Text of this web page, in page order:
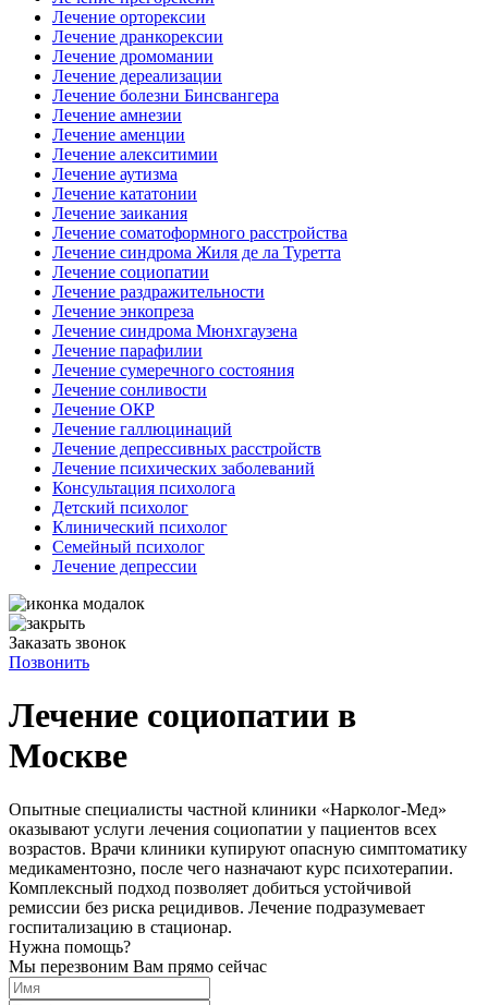
Лечение орторексии
Лечение дранкорексии
Лечение дромомании
Лечение дереализации
Лечение болезни Бинсвангера
Лечение амнезии
Лечение аменции
Лечение алекситимии
Лечение аутизма
Лечение кататонии
Лечение заикания
Лечение соматоформного расстройства
Лечение синдрома Жиля де ла Туретта
Лечение социопатии
Лечение раздражительности
Лечение энкопреза
Лечение синдрома Мюнхгаузена
Лечение парафилии
Лечение сумеречного состояния
Лечение сонливости
Лечение ОКР
Лечение галлюцинаций
Лечение депрессивных расстройств
Лечение психических заболеваний
Консультация психолога
Детский психолог
Клинический психолог
Семейный психолог
Лечение депрессии
Заказать звонок
Позвонить
Лечение социопатии в
Москве
Опытные специалисты частной клиники «Нарколог-Мед»
оказывают услуги лечения социопатии у пациентов всех
возрастов. Врачи клиники купируют опасную симптоматику
медикаментозно, после чего назначают курс психотерапии.
Комплексный подход позволяет добиться устойчивой
ремиссии без риска рецидивов. Лечение подразумевает
госпитализацию в стационар.
Нужна помощь?
Мы перезвоним Вам прямо сейчас